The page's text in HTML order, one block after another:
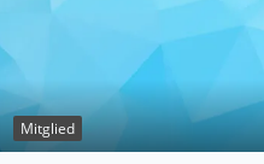
Mitglied